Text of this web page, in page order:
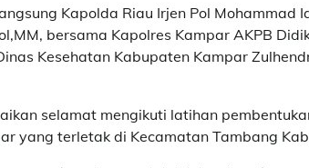
Kapolda Riau Irjen Pol Mohammad
bersama Kapolres Kampar AKPB
Kesehatan Kabupaten Kampar
selamat mengikuti latihan
yang terletak di Kecamatan Tambang